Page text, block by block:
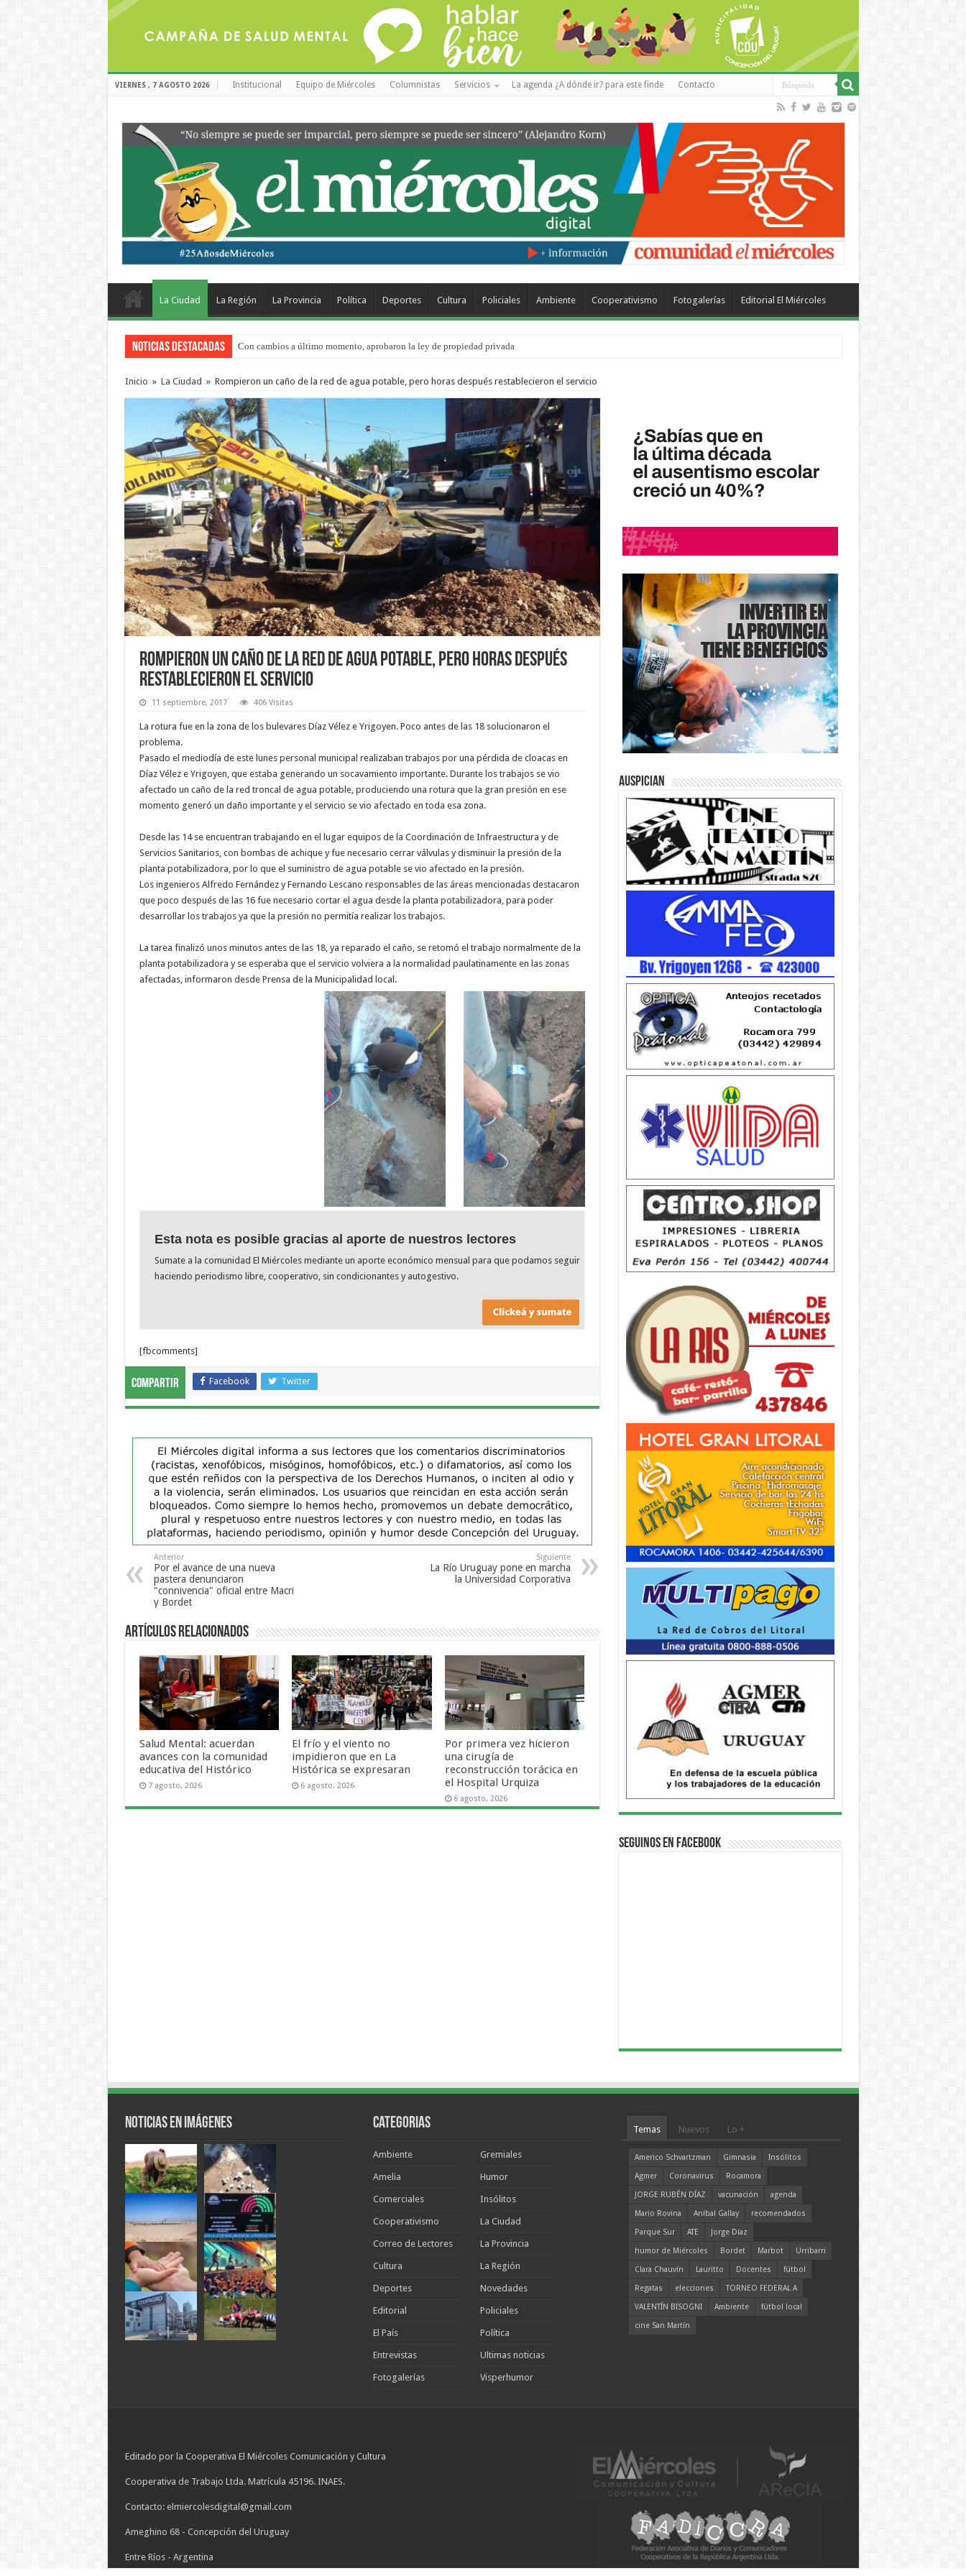
VIERNES , 7 AGOSTO 2026 Institucional Equipo de Miércoles Columnistas Servicios La agenda ¿A dónde ir? para este finde Contacto
La Ciudad La Región La Provincia Política Deportes Cultura Policiales Ambiente Cooperativismo Fotogalerías Editorial El Miércoles
Noticias Destacadas Con cambios a último momento, aprobaron la ley de propiedad privada
Inicio » La Ciudad » Rompieron un caño de la red de agua potable, pero horas después restablecieron el servicio
Rompieron un caño de la red de agua potable, pero horas después
restablecieron el servicio
11 septiembre, 2017 406 Visitas
La rotura fue en la zona de los bulevares Díaz Vélez e Yrigoyen. Poco antes de las 18 solucionaron el
problema.
Pasado el mediodía de este lunes personal municipal realizaban trabajos por una pérdida de cloacas en
Díaz Vélez e Yrigoyen, que estaba generando un socavamiento importante. Durante los trabajos se vio
afectado un caño de la red troncal de agua potable, produciendo una rotura que la gran presión en ese
momento generó un daño importante y el servicio se vio afectado en toda esa zona.
Desde las 14 se encuentran trabajando en el lugar equipos de la Coordinación de Infraestructura y de
Servicios Sanitarios, con bombas de achique y fue necesario cerrar válvulas y disminuir la presión de la
planta potabilizadora, por lo que el suministro de agua potable se vio afectado en la presión.
Los ingenieros Alfredo Fernández y Fernando Lescano responsables de las áreas mencionadas destacaron
que poco después de las 16 fue necesario cortar el agua desde la planta potabilizadora, para poder
desarrollar los trabajos ya que la presión no permitía realizar los trabajos.
La tarea finalizó unos minutos antes de las 18, ya reparado el caño, se retomó el trabajo normalmente de la
planta potabilizadora y se esperaba que el servicio volviera a la normalidad paulatinamente en las zonas
afectadas, informaron desde Prensa de la Municipalidad local.
Esta nota es posible gracias al aporte de nuestros lectores
Sumate a la comunidad El Miércoles mediante un aporte económico mensual para que podamos seguir
haciendo periodismo libre, cooperativo, sin condicionantes y autogestivo.
[fbcomments]
Compartir Facebook Twitter
Anterior
Por el avance de una nueva
pastera denunciaron
"connivencia" oficial entre Macri
y Bordet
Siguiente
La Río Uruguay pone en marcha
la Universidad Corporativa
Artículos Relacionados
Salud Mental: acuerdan
avances con la comunidad
educativa del Histórico
7 agosto, 2026
El frío y el viento no
impidieron que en La
Histórica se expresaran
6 agosto, 2026
Por primera vez hicieron
una cirugía de
reconstrucción torácica en
el Hospital Urquiza
6 agosto, 2026
Auspician
Seguinos en Facebook
Noticias en Imágenes Categorias
Ambiente
Amelia
Comerciales
Cooperativismo
Correo de Lectores
Cultura
Deportes
Editorial
El País
Entrevistas
Fotogalerías
Gremiales
Humor
Insólitos
La Ciudad
La Provincia
La Región
Novedades
Policiales
Política
Ultimas noticias
Visperhumor
Temas Nuevos Lo +
Americo Schvartzman Gimnasia
Insólitos
Agmer
Coronavirus
Rocamora
JORGE RUBÉN DÍAZ
vacunación
agenda
Mario Rovina
Aníbal Gallay
recomendados
Parque Sur
ATE
Jorge Díaz
humor de Miércoles
Bordet Marbot
Urribarri
Clara Chauvín
Lauritto Docentes
fútbol
Regatas
elecciones
TORNEO FEDERAL A
VALENTÍN BISOGNI
Ambiente
fútbol local
cine San Martín
Editado por la Cooperativa El Miércoles Comunicación y Cultura
Cooperativa de Trabajo Ltda. Matrícula 45196. INAES.
Contacto: elmiercolesdigital@gmail.com
Ameghino 68 - Concepción del Uruguay
Entre Ríos - Argentina